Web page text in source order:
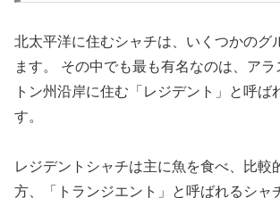
北太平洋に住むシャチは、いくつかのグ
ます。 その中でも最も有名なのは、ア
トン州沿岸に住む「レジデント」と呼ば
す。
レジデントシャチは主に魚を食べ、比較
方、「トランジエント」と呼ばれるシャ